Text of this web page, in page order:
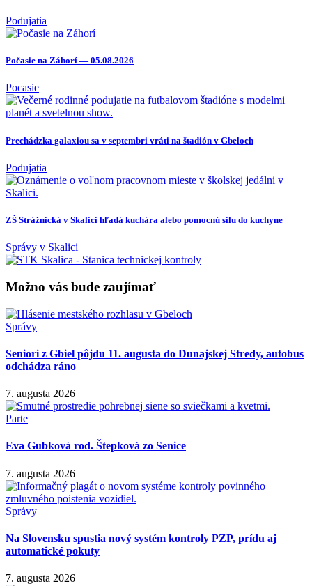
Podujatia
Počasie na Záhorí — 05.08.2026
Pocasie
Prechádzka galaxiou sa v septembri vráti na štadión v Gbeloch
Podujatia
ZŠ Strážnická v Skalici hľadá kuchára alebo pomocnú silu do kuchyne
Správy v Skalici
Možno vás bude zaujímať
Správy
Seniori z Gbiel pôjdu 11. augusta do Dunajskej Stredy, autobus
odchádza ráno
7. augusta 2026
Parte
Eva Gubková rod. Štepková zo Senice
7. augusta 2026
Správy
Na Slovensku spustia nový systém kontroly PZP, prídu aj
automatické pokuty
7. augusta 2026